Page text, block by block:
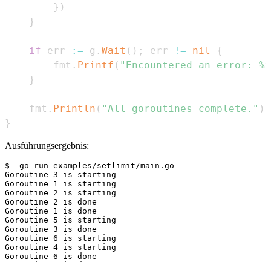
} )
}
if err := g . Wait ( ) ; err != nil
{
        fmt
. Printf ( "Encountered an error:
}
    fmt
. Println ( "All goroutines complete." )
}
Ausführungsergebnis:
$  go run examples/setlimit/main.go
Goroutine 3 is starting
Goroutine 1 is starting
Goroutine 2 is starting
Goroutine 2 is done
Goroutine 1 is done
Goroutine 5 is starting
Goroutine 3 is done
Goroutine 6 is starting
Goroutine 4 is starting
Goroutine 6 is done